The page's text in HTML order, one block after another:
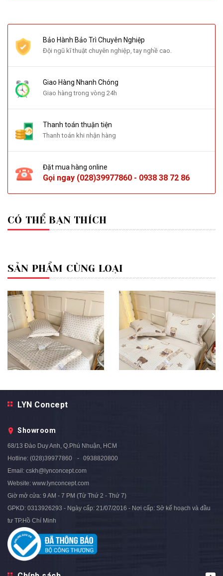
Bảo Hành Bảo Trì Chuyên Nghiệp
Đội ngũ kĩ thuật chuyên nghiệp, tay nghề cao.
Giao Hàng Nhanh Chóng
Giao hàng trong vòng 24h
Thanh toán thuận tiện
Thanh toán khi nhận hàng
Đặt mua hàng online
Gọi ngay (028)39977860 - 0938 38 72 86
CÓ THỂ BẠN THÍCH
SẢN PHẨM CÙNG LOẠI
Bộ Chăn Ga Gối Lụa Tencel
Nền Màu kem In Hình Ô Vuông
Nhỏ Đan Xen Lạ Mắt - LTC22
2.399.000₫ 2.900.000₫
LYN Concept
Showroom
68/13 Đào Duy Anh, Q.Phú Nhuận, HCM
Hotline: (028)39977860
0938820800
Email: cskh@lynconcept.com
Website: www.lynconcept.com
Giờ mở cửa: 9 AM - 7 PM (Từ Thứ 2 - Thứ 7)
GPKD: 0313926293 - Ngày cấp: 21/07/2016 - Nơi cấp: Sở kế hoạch và đầu
tư TP.Hồ Chí Minh